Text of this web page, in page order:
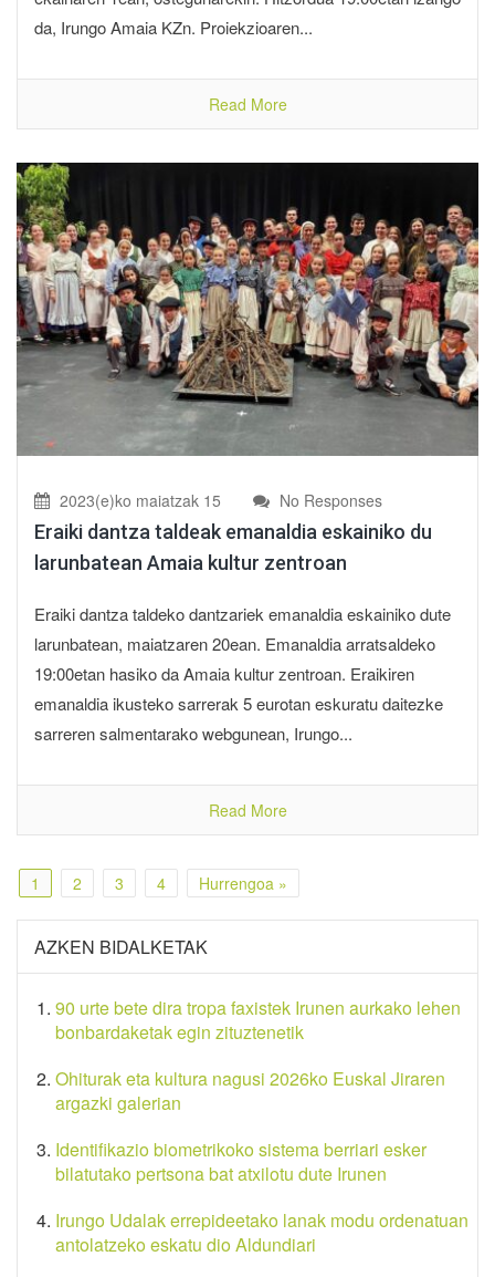
da, Irungo Amaia KZn. Proiekzioaren...
Read More
2023(e)ko maiatzak 15 No Responses
Eraiki dantza taldeak emanaldia eskainiko du
larunbatean Amaia kultur zentroan
Eraiki dantza taldeko dantzariek emanaldia eskainiko dute
larunbatean, maiatzaren 20ean. Emanaldia arratsaldeko
19:00etan hasiko da Amaia kultur zentroan. Eraikiren
emanaldia ikusteko sarrerak 5 eurotan eskuratu daitezke
sarreren salmentarako webgunean, Irungo...
Read More
1 2 3 4 Hurrengoa »
AZKEN BIDALKETAK
90 urte bete dira tropa faxistek Irunen aurkako lehen
bonbardaketak egin zituztenetik
Ohiturak eta kultura nagusi 2026ko Euskal Jiraren
argazki galerian
Identifikazio biometrikoko sistema berriari esker
bilatutako pertsona bat atxilotu dute Irunen
Irungo Udalak errepideetako lanak modu ordenatuan
antolatzeko eskatu dio Aldundiari